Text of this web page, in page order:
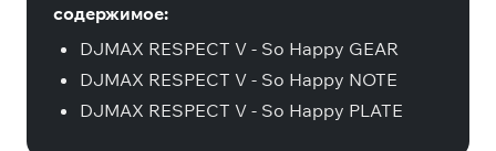
содержимое:
DJMAX RESPECT V - So Happy GEAR
DJMAX RESPECT V - So Happy NOTE
DJMAX RESPECT V - So Happy PLATE